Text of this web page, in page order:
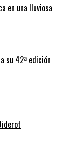
en una lluviosa
su 42ª edición